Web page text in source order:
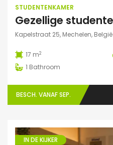
STUDENTENKAMER
Kapelstraat 25, Mechelen, België
17 m2
1 Bathroom
BESCH. VANAF SEP.
IN DE KIJKER